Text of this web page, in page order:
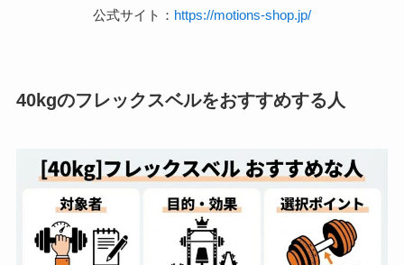
公式サイト： https://motions-shop.jp/
40kgのフレックスベルをおすすめする人